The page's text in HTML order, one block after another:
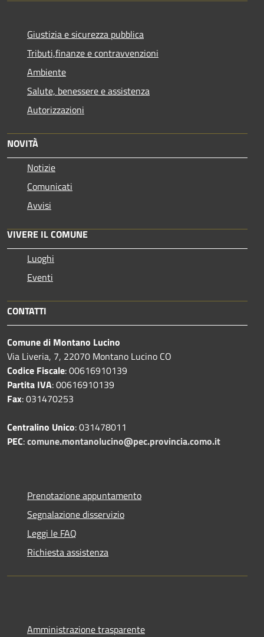
Giustizia e sicurezza pubblica
Tributi,finanze e contravvenzioni
Ambiente
Salute, benessere e assistenza
Autorizzazioni
NOVITÀ
Notizie
Comunicati
Avvisi
VIVERE IL COMUNE
Luoghi
Eventi
CONTATTI
Comune di Montano Lucino
Via Liveria, 7, 22070 Montano Lucino CO
Codice Fiscale: 00616910139
Partita IVA: 00616910139
Fax: 031470253
Centralino Unico: 031478011
PEC:comune.montanolucino@pec.provincia.como.it
Prenotazione appuntamento
Segnalazione disservizio
Leggi le FAQ
Richiesta assistenza
Amministrazione trasparente